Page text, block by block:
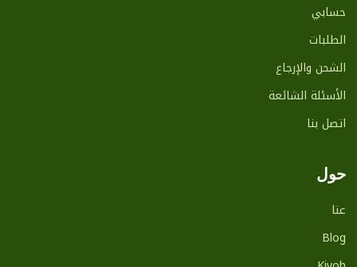
حسابي
الطلبات
الشحن والإرجاع
الأسئلة الشائعة
اتصل بنا
حول
عنا
Blog